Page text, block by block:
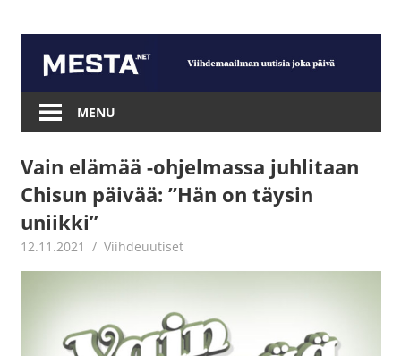
content
Mesta.net
MENU
Vain elämää -ohjelmassa juhlitaan
Chisun päivää: ”Hän on täysin
uniikki”
12.11.2021 Juha Kaunisto
Viihdeuutiset